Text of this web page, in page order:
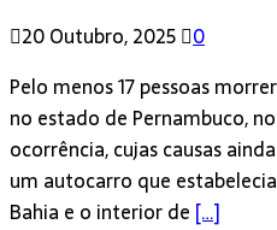
20 Outubro, 2025 0
Pelo menos 17 pessoas
no estado de Pernambuco,
ocorrência, cujas causas
um autocarro que
Bahia e o interior de […]